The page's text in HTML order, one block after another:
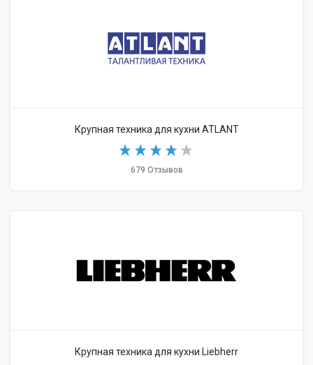
Крупная техника для кухни ATLANT
679 Отзывов
Крупная техника для кухни Liebherr